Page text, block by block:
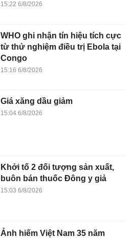
15:22 6/8/2026
WHO ghi nhận tín hiệu tích cực
từ thử nghiệm điều trị Ebola tại
Congo
15:16 6/8/2026
Giá xăng dầu giảm
15:04 6/8/2026
Khởi tố 2 đối tượng sản xuất,
buôn bán thuốc Đông y giả
15:03 6/8/2026
Ảnh hiếm Việt Nam 35 năm